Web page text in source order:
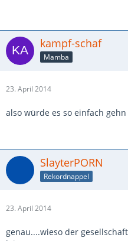
kampf-schaf
Mamba
23. April 2014
also würde es so einfach gehn
SlayterPORN
Rekordnappel
23. April 2014
genau....wieso der